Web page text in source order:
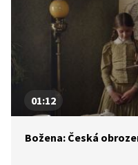
01:12
Božena: Česká